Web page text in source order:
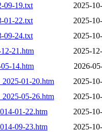
09-19.txt
2025-
01-22.txt
2025-
09-24.txt
2025-
21.htm
2025-
14.htm
2026-
01-20.htm
2025-
05-26.htm
2025-
01-22.htm
2025-
09-23.htm
2025-